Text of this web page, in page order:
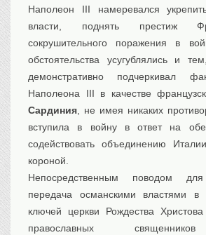
Наполеон III намеревался
власти, поднять престиж
сокрушительного поражения в
обстоятельства усугублялись и
демонстративно подчеркивал
Наполеона III в качестве
Сардиния , не имея никаких
вступила в войну в ответ на
содействовать объединению
короной.
Непосредственным поводом
передача османскими властями в
ключей церкви Рождества
православных